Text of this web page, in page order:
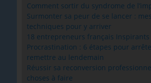
Comment sortir du syndrome de
Surmonter sa peur de se lancer :
techniques pour y arriver
18 entrepreneurs français Inspirants
Procrastination : 6 étapes pour
remettre au lendemain
Réussir sa reconversion
choses à faire